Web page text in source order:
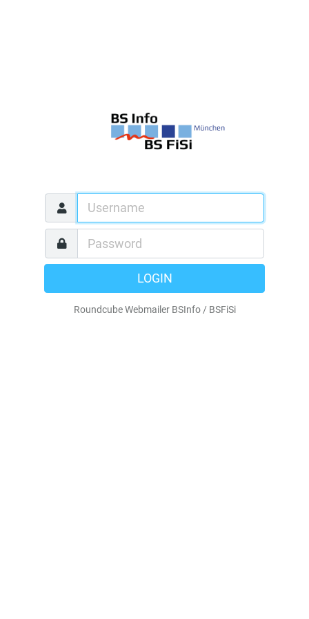
LOGIN
Roundcube Webmailer BSInfo / BSFiSi